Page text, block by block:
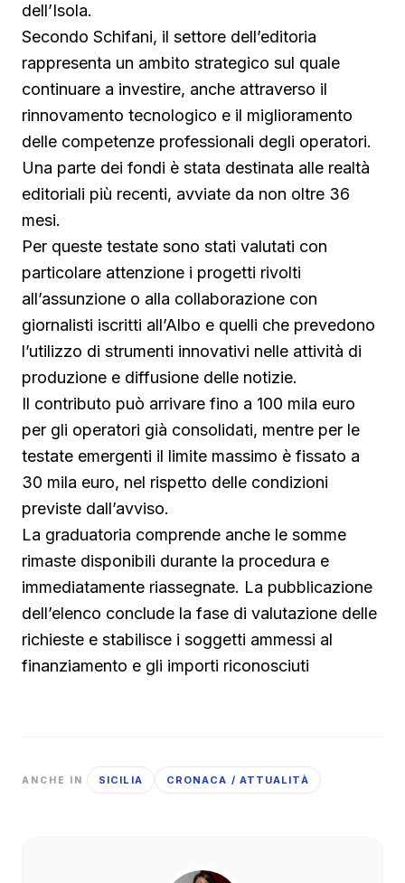
dell’Isola.
Secondo Schifani, il settore dell’editoria
rappresenta un ambito strategico sul quale
continuare a investire, anche attraverso il
rinnovamento tecnologico e il miglioramento
delle competenze professionali degli operatori.
Una parte dei fondi è stata destinata alle realtà
editoriali più recenti, avviate da non oltre 36
mesi.
Per queste testate sono stati valutati con
particolare attenzione i progetti rivolti
all’assunzione o alla collaborazione con
giornalisti iscritti all’Albo e quelli che prevedono
l’utilizzo di strumenti innovativi nelle attività di
produzione e diffusione delle notizie.
Il contributo può arrivare fino a 100 mila euro
per gli operatori già consolidati, mentre per le
testate emergenti il limite massimo è fissato a
30 mila euro, nel rispetto delle condizioni
previste dall’avviso.
La graduatoria comprende anche le somme
rimaste disponibili durante la procedura e
immediatamente riassegnate. La pubblicazione
dell’elenco conclude la fase di valutazione delle
richieste e stabilisce i soggetti ammessi al
finanziamento e gli importi riconosciuti
ANCHE IN SICILIA CRONACA / ATTUALITÀ